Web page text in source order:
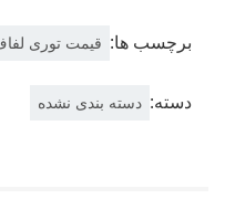
برچسب ها: قیمت توری
دسته: دسته بندی نشده